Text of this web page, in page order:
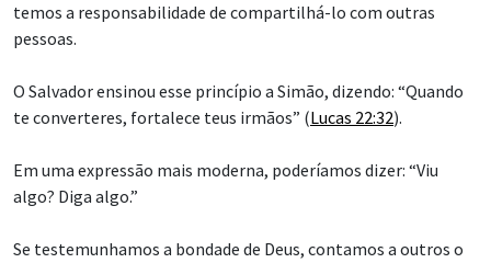
temos a responsabilidade de compartilhá-lo com outras
pessoas.
O Salvador ensinou esse princípio a Simão, dizendo: “Quando
te converteres, fortalece teus irmãos” (Lucas 22:32).
Em uma expressão mais moderna, poderíamos dizer: “Viu
algo? Diga algo.”
Se testemunhamos a bondade de Deus, contamos a outros o